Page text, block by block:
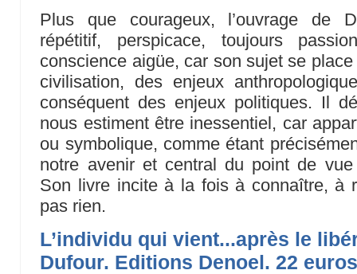
Plus que courageux, l’ouvrage de
répétitif, perspicace, toujours
conscience aigüe, car son sujet se
civilisation, des enjeux
conséquent des enjeux politiques. Il
nous estiment être inessentiel, car
ou symbolique, comme étant
notre avenir et central du point de vue
Son livre incite à la fois à connaître, à
pas rien.
L’individu qui vient...après le
Dufour. Editions Denoel. 22